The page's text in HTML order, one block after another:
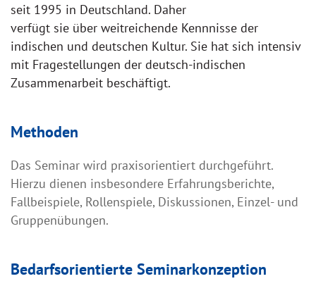
seit 1995 in Deutschland. Daher
verfügt sie über weitreichende Kennnisse der
indischen und deutschen Kultur. Sie hat sich intensiv
mit Fragestellungen der deutsch-indischen
Zusammenarbeit beschäftigt.
Methoden
Das Seminar wird praxisorientiert durchgeführt.
Hierzu dienen insbesondere Erfahrungsberichte,
Fallbeispiele, Rollenspiele, Diskussionen, Einzel- und
Gruppenübungen.
Bedarfsorientierte Seminarkonzeption